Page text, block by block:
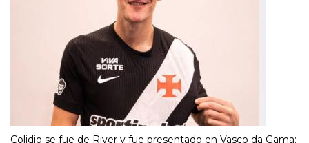
Colidio se fue de River y fue presentado en Vasco da Gama: